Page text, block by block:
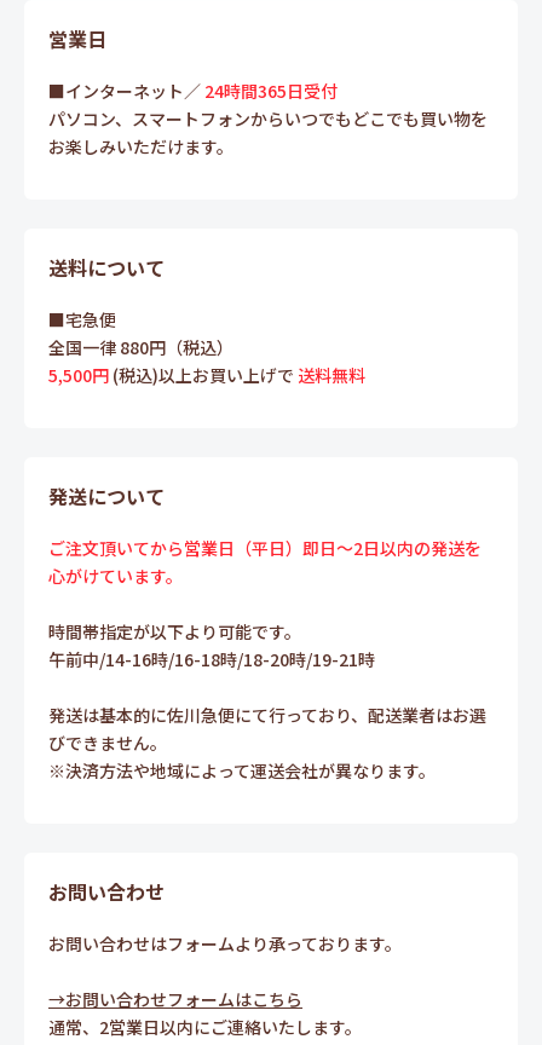
営業日
■インターネット／ 24時間365日受付
パソコン、スマートフォンからいつでもどこでも買い物を
お楽しみいただけます。
送料について
■宅急便
全国一律 880円（税込）
5,500円 (税込)以上お買い上げで 送料無料
発送について
ご注文頂いてから営業日（平日）即日～2日以内の発送を
心がけています。
時間帯指定が以下より可能です。
午前中/14-16時/16-18時/18-20時/19-21時
発送は基本的に佐川急便にて行っており、配送業者はお選
びできません。
※決済方法や地域によって運送会社が異なります。
お問い合わせ
お問い合わせはフォームより承っております。
→お問い合わせフォームはこちら
通常、2営業日以内にご連絡いたします。